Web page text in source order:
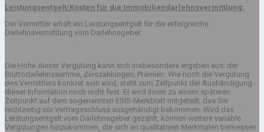
Leistungsentgelt/Kosten für die Immobiliendarlehnsvermittlung:
Der Vermittler erhält ein Leistungsentgelt für die erfolgreiche
Darlehnsvermittlung vom Darlehnsgeber.
Die Höhe dieser Vergütung kann sich insbesondere ergeben aus: der
Bruttodarlehnssumme, Zinszahlungen, Prämien. Wie hoch die Vergütung
des Vermittlers konkret sein wird, steht zum Zeitpunkt der Aushändigung
dieser Information noch nicht fest. Er wird Ihnen zu einem späteren
Zeitpunkt auf dem sogenannten ESIS-Merkblatt mitgeteilt, das Sie
rechtzeitig vor Vertragsschluss ausgehändigt bekommen. Wird das
Leistungsentgelt vom Darlehnsgeber gezahlt, können weitere variable
Vergütungen hinzukommen, die sich an qualitativen Merkmalen bemessen.